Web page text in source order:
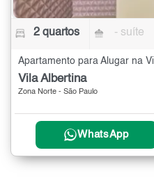
2 quartos - suíte
Vila Albertina
Zona Norte - São Paulo
WhatsApp